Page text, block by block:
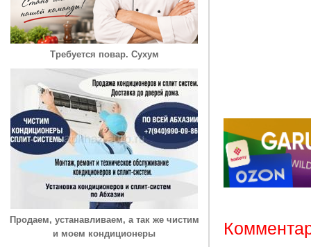
Требуется повар. Сухум
Продаем, устанавливаем, а так же чистим
и моем кондиционеры